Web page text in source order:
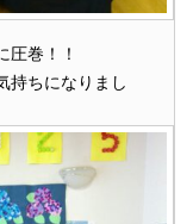
圧巻！！
持ちになりまし